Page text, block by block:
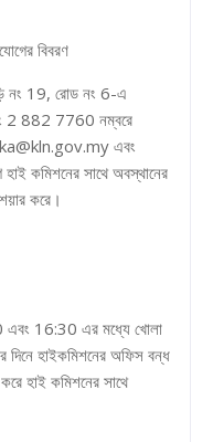
বিবরণ
নং 19, রোড নং 6-এ
2 882 7760 নম্বরে
এবং
কমিশনের সাথে অবস্থানের
করে।
এবং 16:30 এর মধ্যে খোলা
দিনে হাইকমিশনের অফিস বন্ধ
হাই কমিশনের সাথে